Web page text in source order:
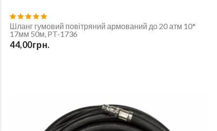
Шланг гумовий повітряний армований до 20 атм 10*
17мм 50м, PT-1736
44,00грн.